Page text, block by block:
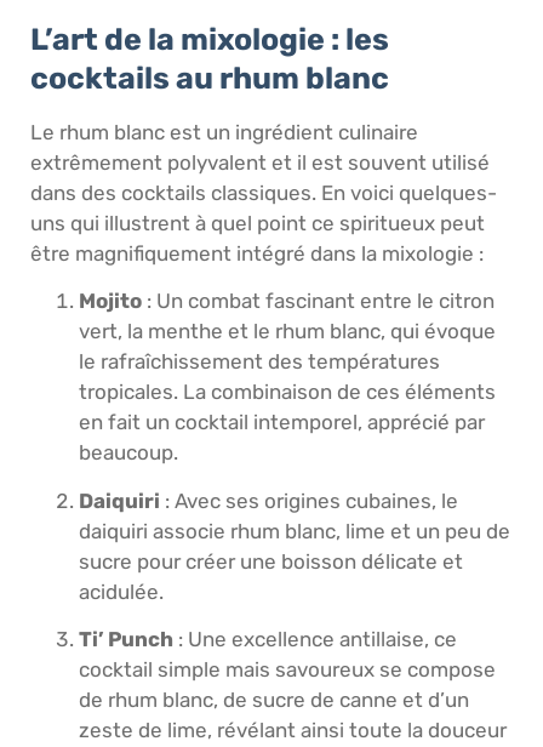
L’art de la mixologie : les
cocktails au rhum blanc
Le rhum blanc est un ingrédient culinaire
extrêmement polyvalent et il est souvent utilisé
dans des cocktails classiques. En voici quelques-
uns qui illustrent à quel point ce spiritueux peut
être magnifiquement intégré dans la mixologie :
Mojito : Un combat fascinant entre le citron
vert, la menthe et le rhum blanc, qui évoque
le rafraîchissement des températures
tropicales. La combinaison de ces éléments
en fait un cocktail intemporel, apprécié par
beaucoup.
Daiquiri : Avec ses origines cubaines, le
daiquiri associe rhum blanc, lime et un peu de
sucre pour créer une boisson délicate et
acidulée.
Ti’ Punch : Une excellence antillaise, ce
cocktail simple mais savoureux se compose
de rhum blanc, de sucre de canne et d’un
zeste de lime, révélant ainsi toute la douceur